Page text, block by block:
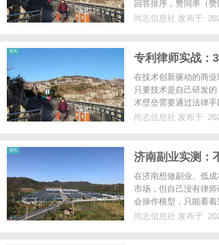
回答排序，赞同率（
著压低排名。90%以
尚志信息社 发布于
资讯
专利律师实战：
侵权雷区
在技术创新驱动的商
只要技术是自己研发
术壁垒需要通过法律
的角色，他们不仅精
尚志信息社 发布于
资讯
济南副业实测：
平台两份收入同
在济南想做副业、低
市场，但自己没有律
会操作模型，只能看
盟、单独代理AI工具
尚志信息社 发布于